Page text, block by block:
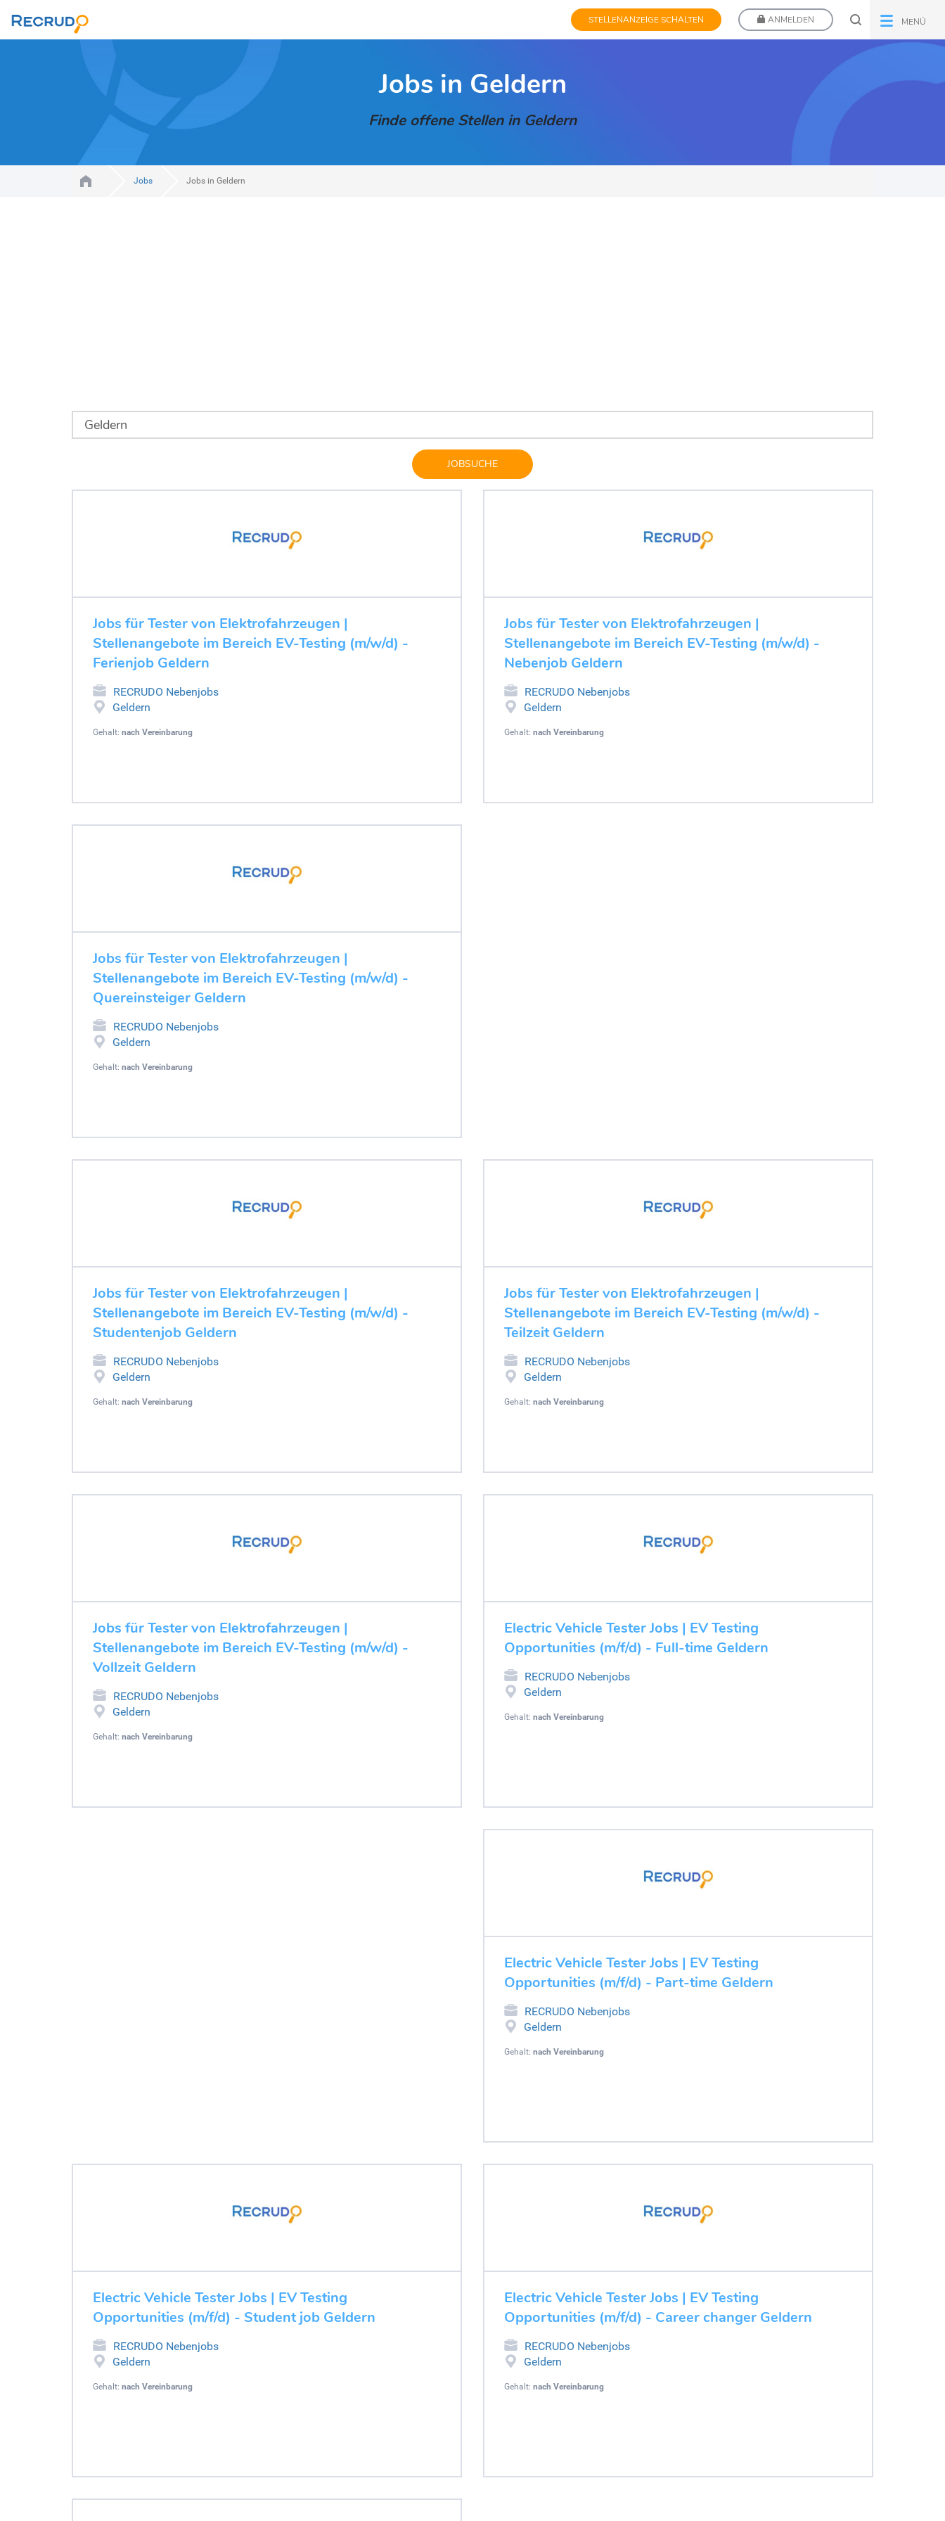
STELLENANZEIGE SCHALTEN ANMELDEN MENÜ
Jobs in Geldern
Finde offene Stellen in Geldern
Jobs Jobs in Geldern
JOBSUCHE
Jobs für Tester von Elektrofahrzeugen |
Stellenangebote im Bereich EV-Testing (m/w/d) -
Ferienjob Geldern
RECRUDO Nebenjobs
Geldern
Gehalt: nach Vereinbarung
Jobs für Tester von Elektrofahrzeugen |
Stellenangebote im Bereich EV-Testing (m/w/d) -
Nebenjob Geldern
RECRUDO Nebenjobs
Geldern
Gehalt: nach Vereinbarung
Jobs für Tester von Elektrofahrzeugen |
Stellenangebote im Bereich EV-Testing (m/w/d) -
Quereinsteiger Geldern
RECRUDO Nebenjobs
Geldern
Gehalt: nach Vereinbarung
Jobs für Tester von Elektrofahrzeugen |
Stellenangebote im Bereich EV-Testing (m/w/d) -
Studentenjob Geldern
RECRUDO Nebenjobs
Geldern
Gehalt: nach Vereinbarung
Jobs für Tester von Elektrofahrzeugen |
Stellenangebote im Bereich EV-Testing (m/w/d) -
Teilzeit Geldern
RECRUDO Nebenjobs
Geldern
Gehalt: nach Vereinbarung
Jobs für Tester von Elektrofahrzeugen |
Stellenangebote im Bereich EV-Testing (m/w/d) -
Vollzeit Geldern
RECRUDO Nebenjobs
Geldern
Gehalt: nach Vereinbarung
Electric Vehicle Tester Jobs | EV Testing
Opportunities (m/f/d) - Full-time Geldern
RECRUDO Nebenjobs
Geldern
Gehalt: nach Vereinbarung
Electric Vehicle Tester Jobs | EV Testing
Opportunities (m/f/d) - Part-time Geldern
RECRUDO Nebenjobs
Geldern
Gehalt: nach Vereinbarung
Electric Vehicle Tester Jobs | EV Testing
Opportunities (m/f/d) - Student job Geldern
RECRUDO Nebenjobs
Geldern
Gehalt: nach Vereinbarung
Electric Vehicle Tester Jobs | EV Testing
Opportunities (m/f/d) - Career changer Geldern
RECRUDO Nebenjobs
Geldern
Gehalt: nach Vereinbarung